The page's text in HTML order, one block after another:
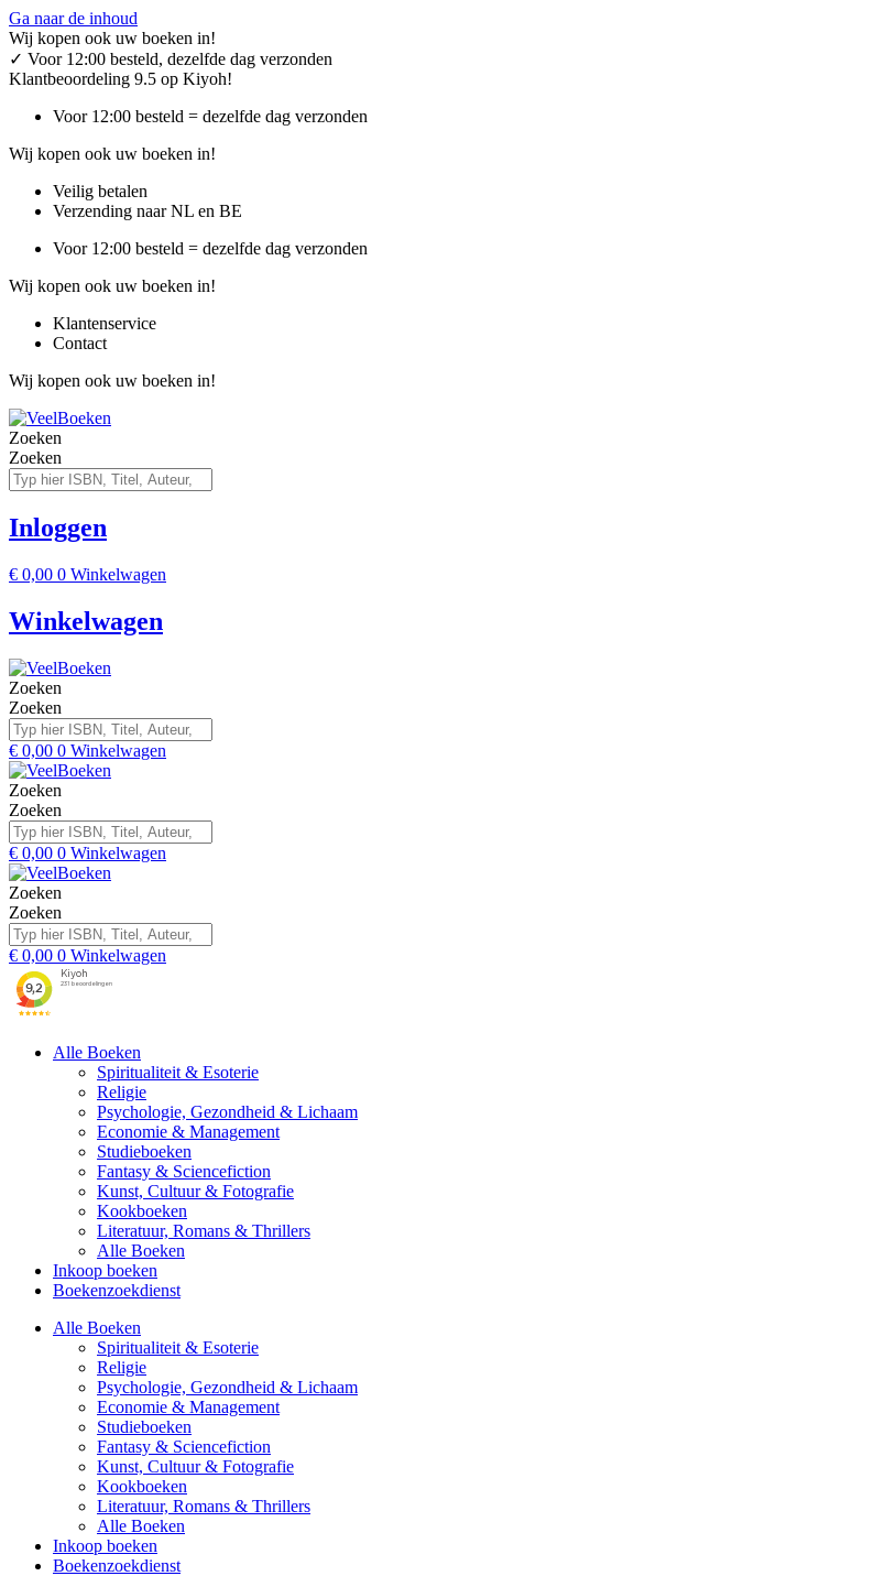
Ga naar de inhoud
Wij kopen ook uw boeken in!
✓ Voor 12:00 besteld, dezelfde dag verzonden
Klantbeoordeling 9.5 op Kiyoh!
Voor 12:00 besteld = dezelfde dag verzonden
Wij kopen ook uw boeken in!
Veilig betalen
Verzending naar NL en BE
Voor 12:00 besteld = dezelfde dag verzonden
Wij kopen ook uw boeken in!
Klantenservice
Contact
Wij kopen ook uw boeken in!
Zoeken
Zoeken
Inloggen
€ 0,00 0 Winkelwagen
Winkelwagen
Zoeken
Zoeken
€ 0,00 0 Winkelwagen
Zoeken
Zoeken
€ 0,00 0 Winkelwagen
Zoeken
Zoeken
€ 0,00 0 Winkelwagen
Alle Boeken
Spiritualiteit & Esoterie
Religie
Psychologie, Gezondheid & Lichaam
Economie & Management
Studieboeken
Fantasy & Sciencefiction
Kunst, Cultuur & Fotografie
Kookboeken
Literatuur, Romans & Thrillers
Alle Boeken
Inkoop boeken
Boekenzoekdienst
Alle Boeken
Spiritualiteit & Esoterie
Religie
Psychologie, Gezondheid & Lichaam
Economie & Management
Studieboeken
Fantasy & Sciencefiction
Kunst, Cultuur & Fotografie
Kookboeken
Literatuur, Romans & Thrillers
Alle Boeken
Inkoop boeken
Boekenzoekdienst